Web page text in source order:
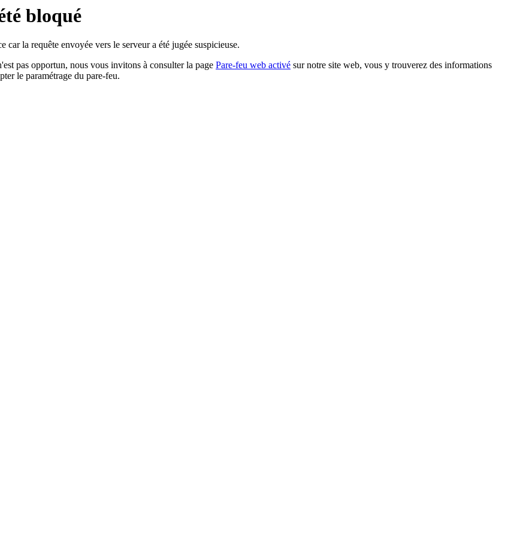
bloqué
la requête envoyée vers le serveur a été jugée suspicieuse.
pas opportun, nous vous invitons à consulter la page Pare-feu web activé sur notre site web, vous y trouverez des informations
le paramétrage du pare-feu.